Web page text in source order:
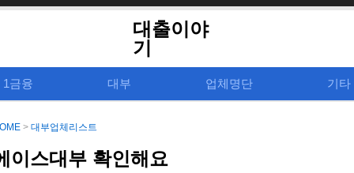
대출이야
기
1금융 대부 업체명단 기타
> 대부업체리스트
이스대부 확인해요